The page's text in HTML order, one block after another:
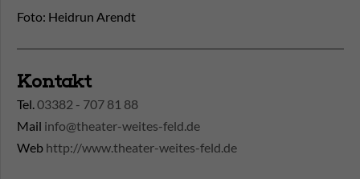
Foto: Heidrun Arendt
Kontakt
Tel.03382 - 707 81 88
Mail info@theater-weites-feld.de
Web http://www.theater-weites-feld.de